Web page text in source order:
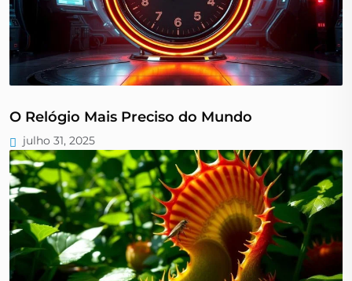
O Relógio Mais Preciso do Mundo
julho 31, 2025